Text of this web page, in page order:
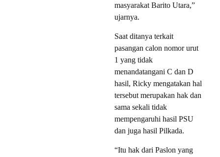
masyarakat Barito Utara,”
ujarnya.
Saat ditanya terkait
pasangan calon nomor urut
1 yang tidak
menandatangani C dan D
hasil, Ricky mengatakan hal
tersebut merupakan hak dan
sama sekali tidak
mempengaruhi hasil PSU
dan juga hasil Pilkada.
“Itu hak dari Paslon yang